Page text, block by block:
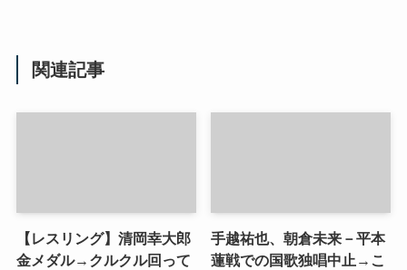
関連記事
【レスリング】清岡幸大郎
金メダル→クルクル回って
手越祐也、朝倉未来－平本
蓮戦での国歌独唱中止→こ